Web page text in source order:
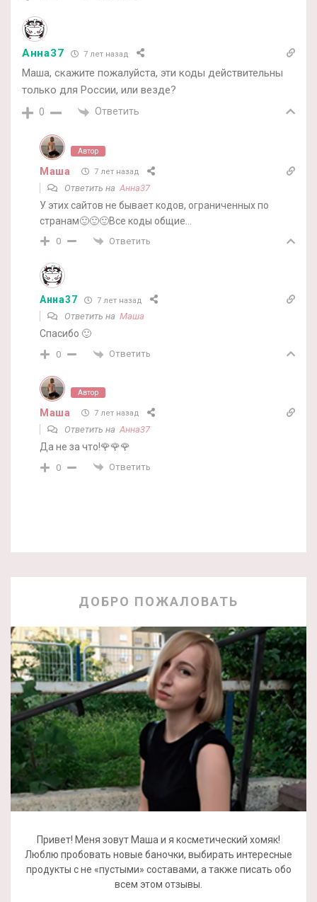
Анна37 7 лет назад
Маша, скажите пожалуйста, эти коды действительны
только для России, или везде?
0 Ответить
Автор
Маша 7 лет назад
Ответить на Анна37
У этих сайтов не бывает кодов, ограниченных по
странам🙂🙂🙂Все коды общие…
0 Ответить
Анна37 7 лет назад
Ответить на Маша
Спасибо 🙂
0 Ответить
Автор
Маша 7 лет назад
Ответить на Анна37
Да не за что!🌹🌹🌹
0 Ответить
ДОБРО ПОЖАЛОВАТЬ
Привет! Меня зовут Маша и я косметический хомяк!
Люблю пробовать новые баночки, выбирать интересные
продукты с не «пустыми» составами, а также писать обо
всем этом отзывы.